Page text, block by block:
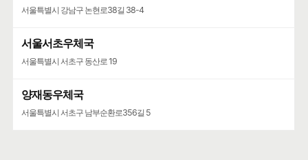
서울특별시 강남구 논현로38길 38-4
서울서초우체국
서울특별시 서초구 동산로 19
양재동우체국
서울특별시 서초구 남부순환로356길 5